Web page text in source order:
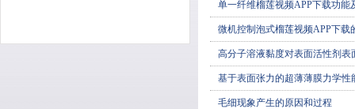
单一纤维榴莲视频APP下载功能
微机控制泡式榴莲视频APP下载
高分子溶液黏度对表面活性剂表
基于表面张力的超薄薄膜力学性
毛细现象产生的原因和过程